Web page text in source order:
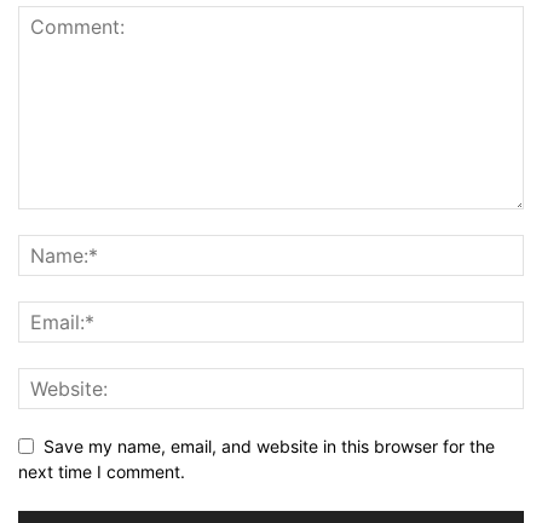
Save my name, email, and website in this browser for the
next time I comment.